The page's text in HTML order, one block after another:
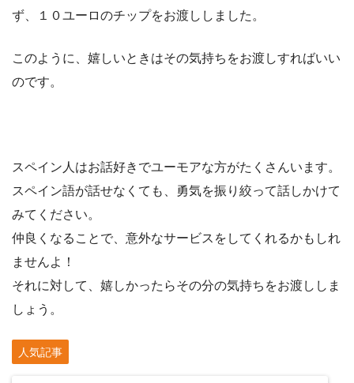
ず、１０ユーロのチップをお渡ししました。
このように、 嬉しいときはその気持ちをお渡しすればいい
のです。
スペイン人はお話好きでユーモアな方がたくさんいます。
スペイン語が話せなくても、勇気を振り絞って話しかけて
みてください。
仲良くなることで、意外なサービスをしてくれるかもしれ
ませんよ！
それに対して、嬉しかったらその分の気持ちをお渡ししま
しょう。
人気記事